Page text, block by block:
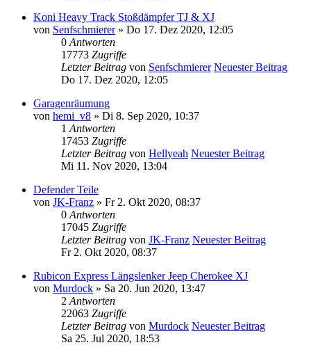
Koni Heavy Track Stoßdämpfer TJ & XJ
von Senfschmierer» Do 17. Dez 2020, 12:05
0 Antworten
17773 Zugriffe
Letzter Beitrag von Senfschmierer Neuester Beitrag
Do 17. Dez 2020, 12:05
Garagenräumung
von hemi_v8 » Di 8. Sep 2020, 10:37
1 Antworten
17453 Zugriffe
Letzter Beitrag von Hellyeah Neuester Beitrag
Mi 11. Nov 2020, 13:04
Defender Teile
von JK-Franz » Fr 2. Okt 2020, 08:37
0 Antworten
17045 Zugriffe
Letzter Beitrag von JK-Franz Neuester Beitrag
Fr 2. Okt 2020, 08:37
Rubicon Express Längslenker Jeep Cherokee XJ
von Murdock » Sa 20. Jun 2020, 13:47
2 Antworten
22063 Zugriffe
Letzter Beitrag von Murdock Neuester Beitrag
Sa 25. Jul 2020, 18:53